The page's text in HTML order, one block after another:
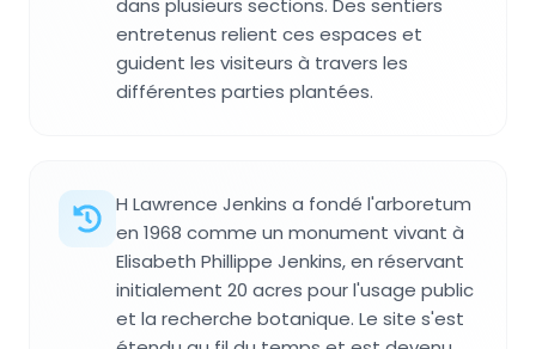
dans plusieurs sections. Des sentiers
entretenus relient ces espaces et
guident les visiteurs à travers les
différentes parties plantées.
H Lawrence Jenkins a fondé l'arboretum
en 1968 comme un monument vivant à
Elisabeth Phillippe Jenkins, en réservant
initialement 20 acres pour l'usage public
et la recherche botanique. Le site s'est